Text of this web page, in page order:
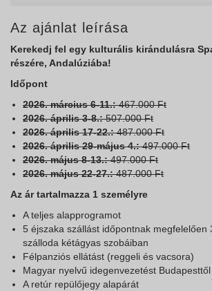
Az ajánlat leírása
Kerekedj fel egy kulturális kirándulásra
részére, Andalúziába!
Időpont
2026. március 6-11.:467.000 Ft
2026. április 3-8.:507.000 Ft
2026. április 17-22.:487.000 Ft
2026. április 29-május 4.:497.000 Ft
2026. május 8-13.:497.000 Ft
2026. május 22-27.:487.000 Ft
Az ár tartalmazza 1 személyre
A teljes alapprogramot
5 éjszaka szállást időpontnak megfelelően
szálloda kétágyas szobáiban
Félpanziós ellátást (reggeli és vacsora)
Magyar nyelvű idegenvezetést
A retúr repülőjegy alapárát